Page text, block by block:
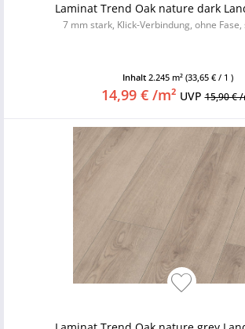
Laminat Trend Oak nature dark
7 mm stark, Klick-Verbindung, ohne
Inhalt 2.245 m² (33,65 € / 1 )
14,99 € /m² UVP15,90 € /